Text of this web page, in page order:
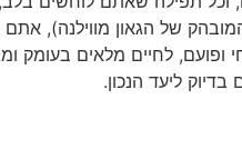
של הגאון מווילנה),
ופועם, לחיים מלאים
ליעד הנכון.